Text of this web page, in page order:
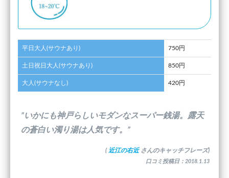
平日大人(サウナあり) 750円
土日祝日大人(サウナあり) 850円
大人(サウナなし) 420円
”いかにも神戸らしいモダンなスーパー銭湯。露天
の蒼白い濁り湯は人気です。”
( 近江の右近 さんのキャッチフレーズ)
口コミ投稿日：2018.1.13